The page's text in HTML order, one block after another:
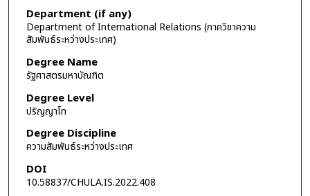
Department (if any)
Department of International Relations (ภาควิชาความ
สัมพันธ์ระหว่างประเทศ)
Degree Name
รัฐศาสตรมหาบัณฑิต
Degree Level
ปริญญาโท
Degree Discipline
ความสัมพันธ์ระหว่างประเทศ
DOI
10.58837/CHULA.IS.2022.408